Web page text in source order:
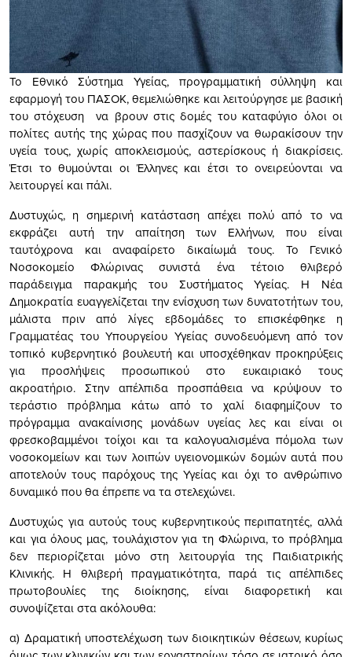
Το Εθνικό Σύστημα Υγείας, προγραμματική σύλληψη και
εφαρμογή του ΠΑΣΟΚ, θεμελιώθηκε και λειτούργησε με βασική
του στόχευση να βρουν στις δομές του καταφύγιο όλοι οι
πολίτες αυτής της χώρας που πασχίζουν να θωρακίσουν την
υγεία τους, χωρίς αποκλεισμούς, αστερίσκους ή διακρίσεις.
Έτσι το θυμούνται οι Έλληνες και έτσι το ονειρεύονται να
λειτουργεί και πάλι.
Δυστυχώς, η σημερινή κατάσταση απέχει πολύ από το να
εκφράζει αυτή την απαίτηση των Ελλήνων, που είναι
ταυτόχρονα και αναφαίρετο δικαίωμά τους. Το Γενικό
Νοσοκομείο Φλώρινας συνιστά ένα τέτοιο θλιβερό
παράδειγμα παρακμής του Συστήματος Υγείας. Η Νέα
Δημοκρατία ευαγγελίζεται την ενίσχυση των δυνατοτήτων του,
μάλιστα πριν από λίγες εβδομάδες το επισκέφθηκε η
Γραμματέας του Υπουργείου Υγείας συνοδευόμενη από τον
τοπικό κυβερνητικό βουλευτή και υποσχέθηκαν προκηρύξεις
για προσλήψεις προσωπικού στο ευκαιριακό τους
ακροατήριο. Στην απέλπιδα προσπάθεια να κρύψουν το
τεράστιο πρόβλημα κάτω από το χαλί διαφημίζουν το
πρόγραμμα ανακαίνισης μονάδων υγείας λες και είναι οι
φρεσκοβαμμένοι τοίχοι και τα καλογυαλισμένα πόμολα των
νοσοκομείων και των λοιπών υγειονομικών δομών αυτά που
αποτελούν τους παρόχους της Υγείας και όχι το ανθρώπινο
δυναμικό που θα έπρεπε να τα στελεχώνει.
Δυστυχώς για αυτούς τους κυβερνητικούς περιπατητές, αλλά
και για όλους μας, τουλάχιστον για τη Φλώρινα, το πρόβλημα
δεν περιορίζεται μόνο στη λειτουργία της Παιδιατρικής
Κλινικής. Η θλιβερή πραγματικότητα, παρά τις απέλπιδες
πρωτοβουλίες της διοίκησης, είναι διαφορετική και
συνοψίζεται στα ακόλουθα:
α) Δραματική υποστελέχωση των διοικητικών θέσεων, κυρίως